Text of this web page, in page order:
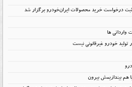
درخواست خرید محصولات ایران‌خودرو برگزار شد
ها
خودرو غیرقانونی نیست
بیندازیمش بیرون